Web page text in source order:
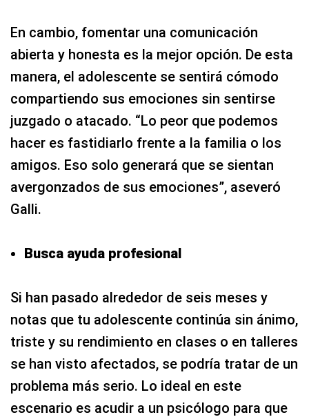
En cambio, fomentar una comunicación
abierta y honesta es la mejor opción. De esta
manera, el adolescente se sentirá cómodo
compartiendo sus emociones sin sentirse
juzgado o atacado. “Lo peor que podemos
hacer es fastidiarlo frente a la familia o los
amigos. Eso solo generará que se sientan
avergonzados de sus emociones”, aseveró
Galli.
Busca ayuda profesional
Si han pasado alrededor de seis meses y
notas que tu adolescente continúa sin ánimo,
triste y su rendimiento en clases o en talleres
se han visto afectados, se podría tratar de un
problema más serio. Lo ideal en este
escenario es acudir a un psicólogo para que